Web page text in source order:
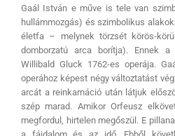
Gaál István e műve is tele van
hullámmozgás) és szimbolikus
életfa – melynek törzsét körös-
domborzatú arca borítja). Ennek
Willibald Gluck 1762-es operája.
operához képest négy változtatást
arcát a reinkarnáció után látjuk
szép marad. Amikor Orfeusz
megfordul, hirtelen megőszül. E